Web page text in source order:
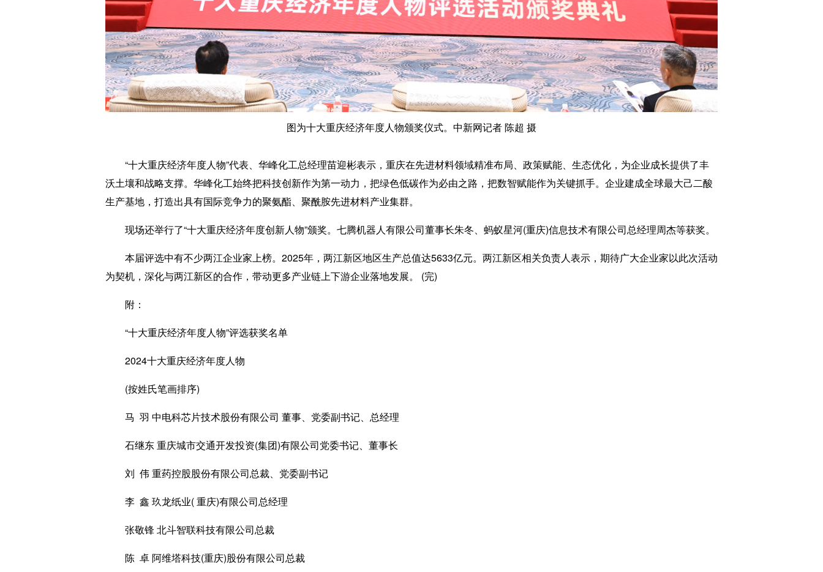
图为十大重庆经济年度人物颁奖仪式。中新网记者 陈超 摄
“十大重庆经济年度人物”代表、华峰化工总经理苗迎彬表示，重庆在先进材料领域精准布局、政策赋能、生态优化，为企业成长提供了丰
沃土壤和战略支撑。华峰化工始终把科技创新作为第一动力，把绿色低碳作为必由之路，把数智赋能作为关键抓手。企业建成全球最大己二酸
生产基地，打造出具有国际竞争力的聚氨酯、聚酰胺先进材料产业集群。
现场还举行了“十大重庆经济年度创新人物”颁奖。七腾机器人有限公司董事长朱冬、蚂蚁星河(重庆)信息技术有限公司总经理周杰等获奖。
本届评选中有不少两江企业家上榜。2025年，两江新区地区生产总值达5633亿元。两江新区相关负责人表示，期待广大企业家以此次活动
为契机，深化与两江新区的合作，带动更多产业链上下游企业落地发展。 (完)
附：
“十大重庆经济年度人物”评选获奖名单
2024十大重庆经济年度人物
(按姓氏笔画排序)
马 羽 中电科芯片技术股份有限公司 董事、党委副书记、总经理
石继东 重庆城市交通开发投资(集团)有限公司党委书记、董事长
刘 伟 重药控股股份有限公司总裁、党委副书记
李 鑫 玖龙纸业( 重庆)有限公司总经理
张敬锋 北斗智联科技有限公司总裁
陈 卓 阿维塔科技(重庆)股份有限公司总裁